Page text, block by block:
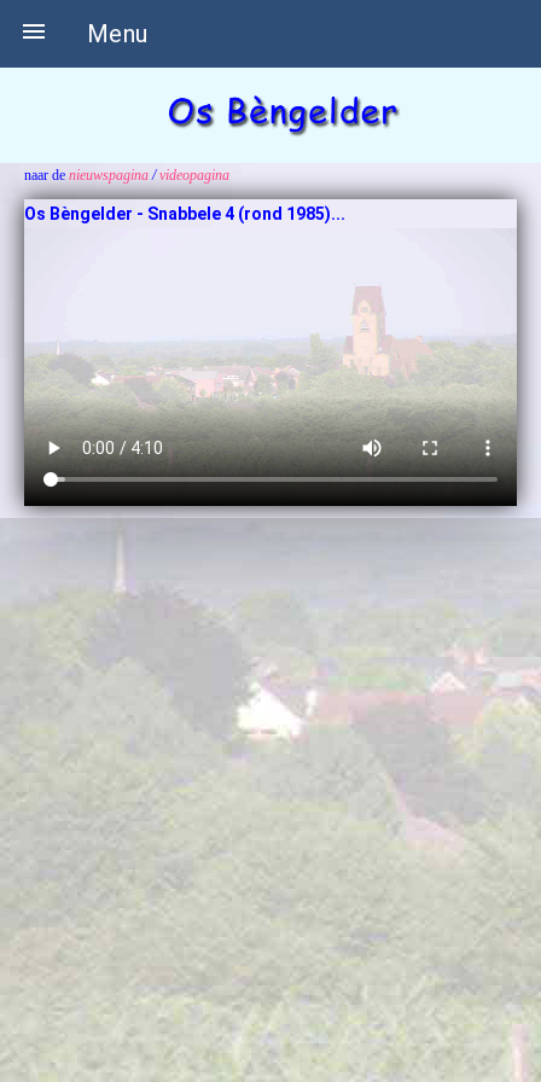
Menu

naar de nieuwspagina/videopagina
Os Bèngelder - Snabbele 4 (rond 1985)...